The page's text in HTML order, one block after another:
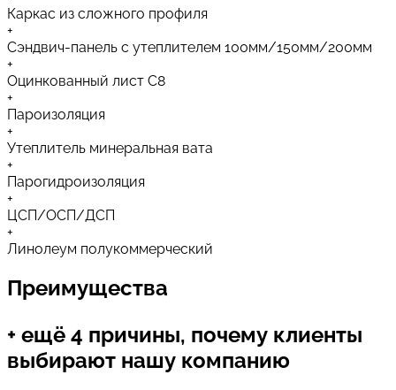
Каркас из сложного профиля
+
Сэндвич-панель с утеплителем 100мм/150мм/200мм
+
Оцинкованный лист C8
+
Пароизоляция
+
Утеплитель минеральная вата
+
Парогидроизоляция
+
ЦСП/ОСП/ДСП
+
Линолеум полукоммерческий
Преимущества
+ ещё 4 причины, почему клиенты
выбирают нашу компанию